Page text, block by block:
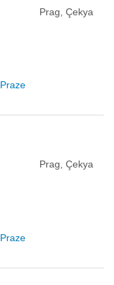
Prag, Çekya
Prag, Çekya